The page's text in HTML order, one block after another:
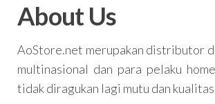
About Us
AoStore.net merupakan distributor
multinasional dan para pelaku
tidak diragukan lagi mutu dan